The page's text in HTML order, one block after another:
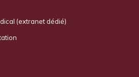
(extranet dédié)